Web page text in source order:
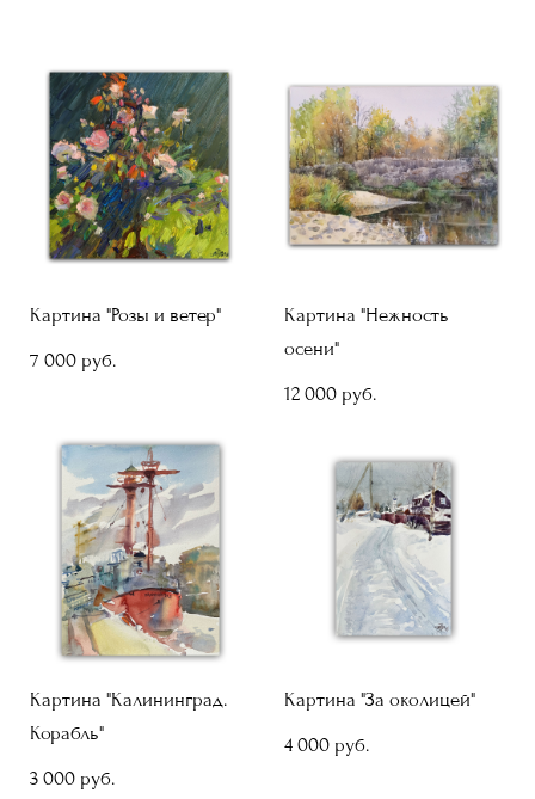
Картина "Розы и ветер"
7 000 pуб.
Картина "Нежность
осени"
12 000 pуб.
Картина "Калининград.
Корабль"
3 000 pуб.
Картина "За околицей"
4 000 pуб.